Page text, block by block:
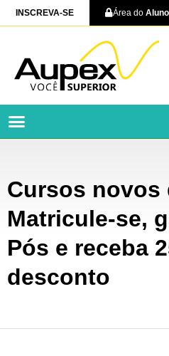
INSCREVA-SE Área do Aluno
Cursos novos
Matricule-se,
Pós e receba
desconto